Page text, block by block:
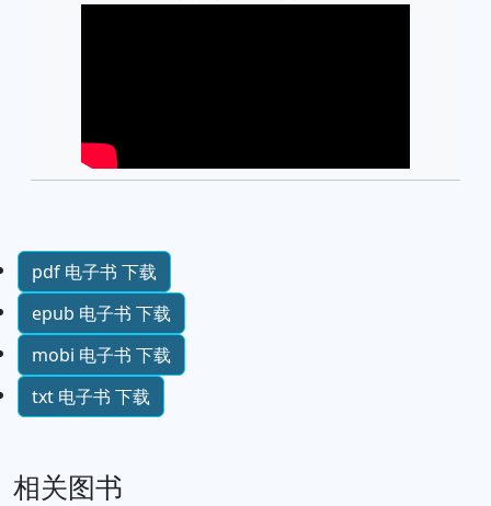
pdf 电子书 下载
epub 电子书 下载
mobi 电子书 下载
txt 电子书 下载
相关图书